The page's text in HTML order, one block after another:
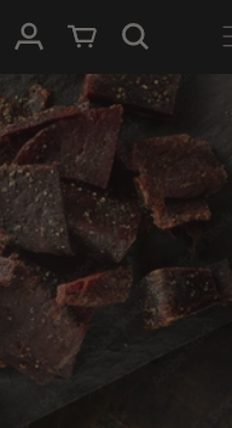
InloggenWinkelwagen